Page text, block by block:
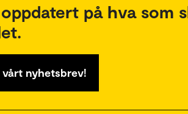
på hva som
nyhetsbrev!